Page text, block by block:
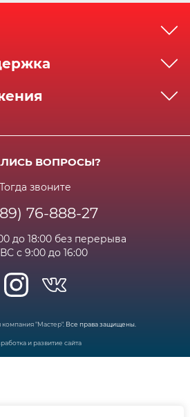
вопросы
ВОПРОСЫ?
Тогда звоните
76-888-27
до 18:00 без перерыва
с 9:00 до 16:00
компания "Мастер". Все права защищены.
и развитие сайта